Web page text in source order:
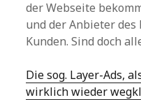
der Webseite
und der Anbieter
Kunden. Sind doch
Die sog. Layer-Ads,
wirklich wieder